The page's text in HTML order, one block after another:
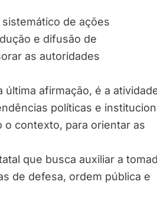
de ações
e difusão de
as autoridades
afirmação, é a
políticas e
o contexto, para orientar as
que busca auxiliar a
de defesa, ordem pública e